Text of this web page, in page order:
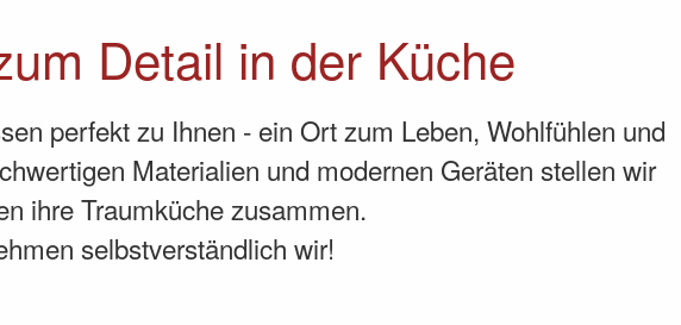
Detail in der Küche
perfekt zu Ihnen - ein Ort zum Leben, Wohlfühlen und
Materialien und modernen Geräten stellen wir
ihre Traumküche zusammen.
selbstverständlich wir!